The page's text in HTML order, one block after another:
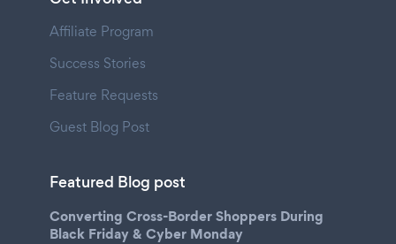
Affiliate Program
Success Stories
Feature Requests
Guest Blog Post
Featured Blog post
Converting Cross-Border Shoppers During
Black Friday & Cyber Monday